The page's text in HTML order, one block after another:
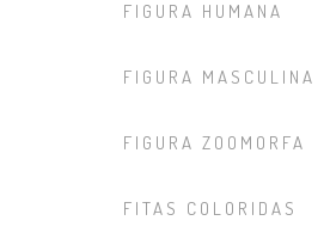
FIGURA HUMANA
FIGURA MASCULINA
FIGURA ZOOMORFA
FITAS COLORIDAS